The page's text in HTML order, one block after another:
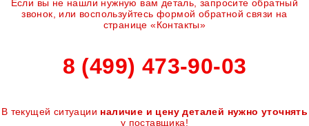
Если вы не нашли нужную вам деталь, запросите обратный
звонок, или воспользуйтесь формой обратной связи на
странице «Контакты»
8 (499) 473-90-03
В текущей ситуации наличие и цену деталей нужно уточнять
у поставщика!